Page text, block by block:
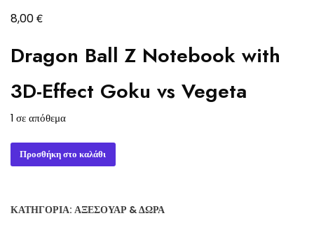
8,00€
Dragon Ball Z Notebook with
3D-Effect Goku vs Vegeta
1 σε απόθεμα
Dragon
Ball
with
Προσθήκη στο καλάθι
ΚΑΤΗΓΟΡΊΑ: ΑΞΕΣΟΥΆΡ & ΔΏΡΑ